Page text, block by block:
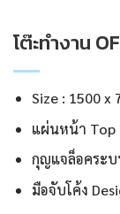
โต๊ะทำงาน
Size : 1500 x
แผ่นหน้า Top
กุญแจล็อคระ
มือจับโค้ง